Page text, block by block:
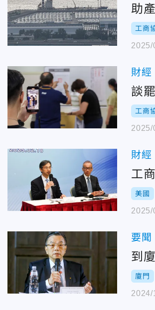
助
工商
2025/
財經
談
工商
2025/
財經
工
美國
2025/
要聞
到
廈門
2024/